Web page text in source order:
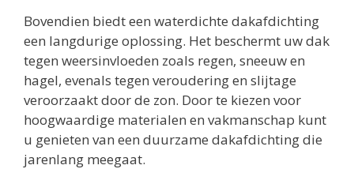
Bovendien biedt een waterdichte dakafdichting
een langdurige oplossing. Het beschermt uw dak
tegen weersinvloeden zoals regen, sneeuw en
hagel, evenals tegen veroudering en slijtage
veroorzaakt door de zon. Door te kiezen voor
hoogwaardige materialen en vakmanschap kunt
u genieten van een duurzame dakafdichting die
jarenlang meegaat.